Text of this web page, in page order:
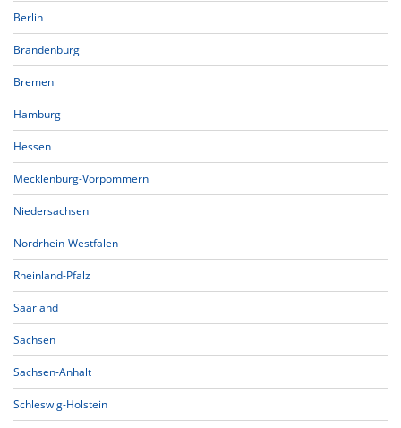
Berlin
Brandenburg
Bremen
Hamburg
Hessen
Mecklenburg-Vorpommern
Niedersachsen
Nordrhein-Westfalen
Rheinland-Pfalz
Saarland
Sachsen
Sachsen-Anhalt
Schleswig-Holstein